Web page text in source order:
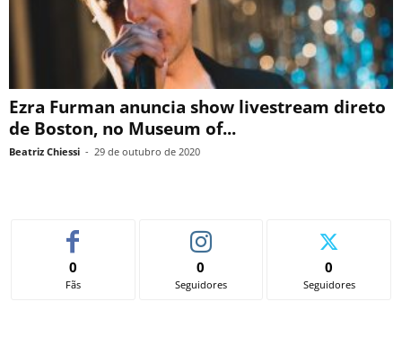
Ezra Furman anuncia show livestream direto
de Boston, no Museum of...
Beatriz Chiessi - 29 de outubro de 2020
0
Fãs
0
Seguidores
0
Seguidores